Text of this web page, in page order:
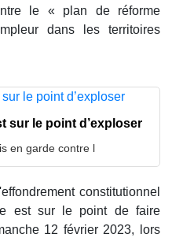
le « plan de réforme
dans les territoires
sur le point d’exploser
en garde contre l
constitutionnel
est sur le point de faire
12 février 2023, lors